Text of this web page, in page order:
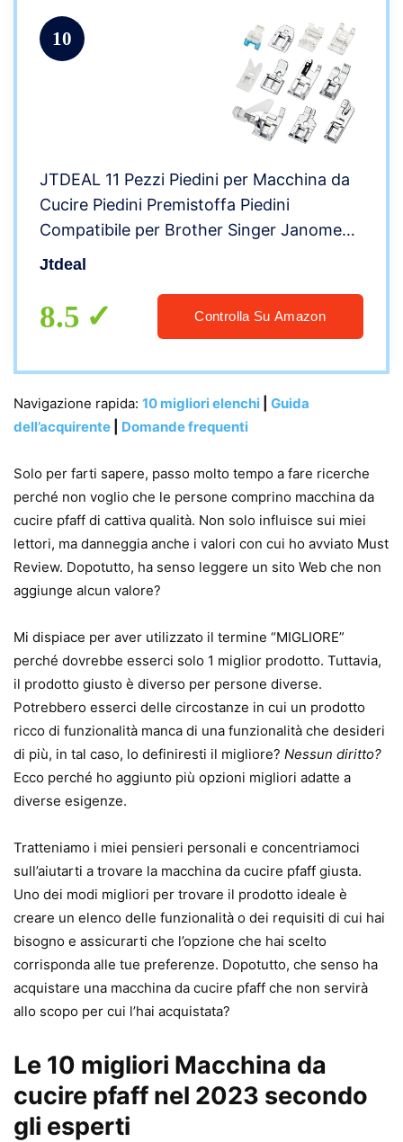
10
JTDEAL 11 Pezzi Piedini per Macchina da
Cucire Piedini Premistoffa Piedini
Compatibile per Brother Singer Janome
Toyota Pfaff Gambo Basso Macchine da
Jtdeal
8.5 Controlla Su Amazon
Navigazione rapida: 10 migliori elenchi
Guida
dell’acquirente
Domande frequenti
Solo per farti sapere, passo molto tempo a fare ricerche
perché non voglio che le persone comprino macchina da
cucire pfaff di cattiva qualità. Non solo influisce sui miei
lettori, ma danneggia anche i valori con cui ho avviato Must
Review. Dopotutto, ha senso leggere un sito Web che non
aggiunge alcun valore?
Mi dispiace per aver utilizzato il termine “MIGLIORE”
perché dovrebbe esserci solo 1 miglior prodotto. Tuttavia,
il prodotto giusto è diverso per persone diverse.
Potrebbero esserci delle circostanze in cui un prodotto
ricco di funzionalità manca di una funzionalità che desideri
di più, in tal caso, lo definiresti il ​​migliore? Nessun diritto?
Ecco perché ho aggiunto più opzioni migliori adatte a
diverse esigenze.
Tratteniamo i miei pensieri personali e concentriamoci
sull’aiutarti a trovare la macchina da cucire pfaff giusta.
Uno dei modi migliori per trovare il prodotto ideale è
creare un elenco delle funzionalità o dei requisiti di cui hai
bisogno e assicurarti che l’opzione che hai scelto
corrisponda alle tue preferenze. Dopotutto, che senso ha
acquistare una macchina da cucire pfaff che non servirà
allo scopo per cui l’hai acquistata?
Le 10 migliori Macchina da
cucire pfaff nel 2023 secondo
gli esperti